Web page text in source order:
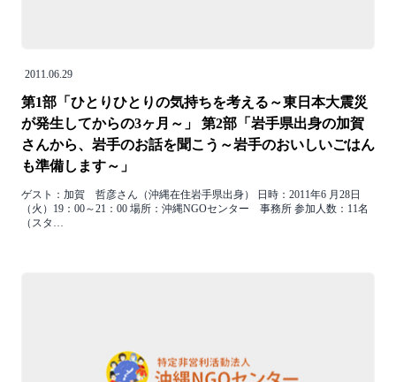
2011.06.29
第1部「ひとりひとりの気持ちを考える～東日本大震災
が発生してからの3ヶ月～」 第2部「岩手県出身の加賀
さんから、岩手のお話を聞こう～岩手のおいしいごはん
も準備します～」
ゲスト：加賀 哲彦さん（沖縄在住岩手県出身） 日時：2011年6 月28日
（火）19：00～21：00 場所：沖縄NGOセンター 事務所 参加人数：11名
（スタ…